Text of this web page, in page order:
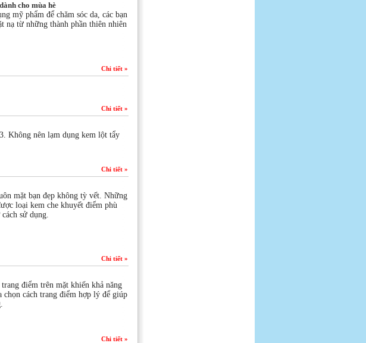
cho mùa hè
mỹ phẩm để chăm sóc da, các bạn
nạ từ những thành phần thiên nhiên
Chi tiết »
Chi tiết »
Không nên lạm dụng kem lột tẩy
Chi tiết »
mặt bạn đẹp không tỳ vết. Những
loại kem che khuyết điểm phù
sử dụng.
Chi tiết »
điểm trên mặt khiến khả năng
cách trang điểm hợp lý để giúp
Chi tiết »